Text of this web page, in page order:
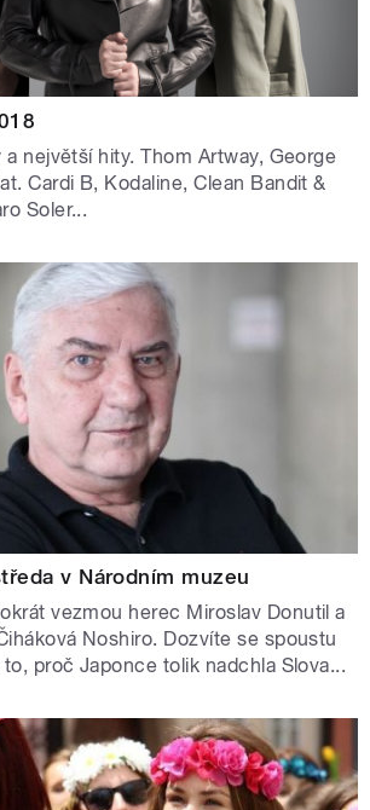
největší hity. Thom Artway, George
Cardi B, Kodaline, Clean Bandit &
Soler...
v Národním muzeu
vezmou herec Miroslav Donutil a
Noshiro. Dozvíte se spoustu
proč Japonce tolik nadchla Slova...